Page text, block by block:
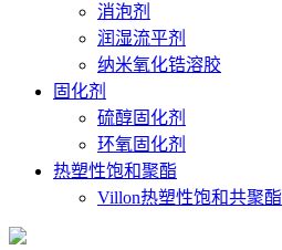
消泡剂
润湿流平剂
纳米氧化锆溶胶
固化剂
硫醇固化剂
环氧固化剂
热塑性饱和聚酯
Villon热塑性饱和共聚酯